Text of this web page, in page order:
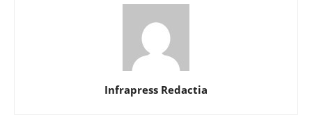
Infrapress Redactia